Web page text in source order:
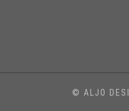
© ALJO